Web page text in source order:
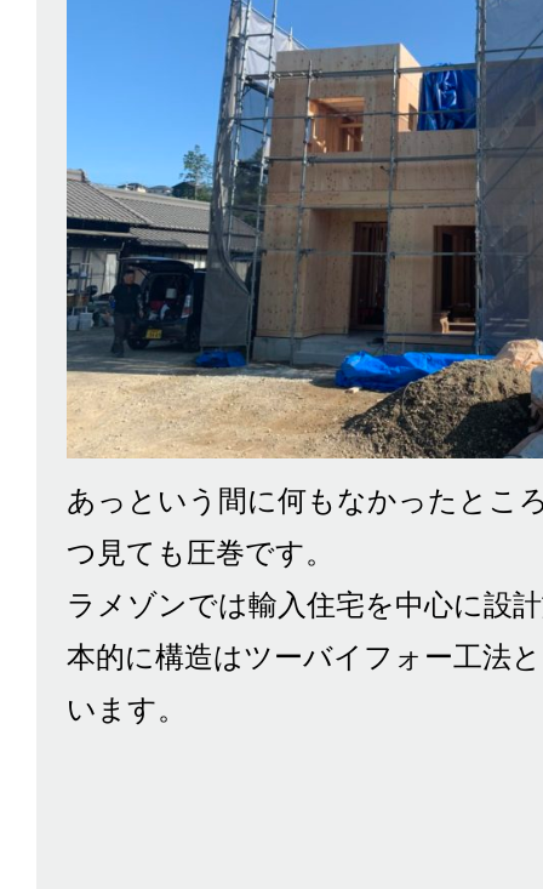
あっという間に何もなかったとこ
つ見ても圧巻です。
ラメゾンでは輸入住宅を中心に設
本的に構造はツーバイフォー工法
います。